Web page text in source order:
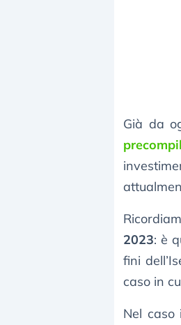
Già da
2023: è
fini
caso in
Nel caso